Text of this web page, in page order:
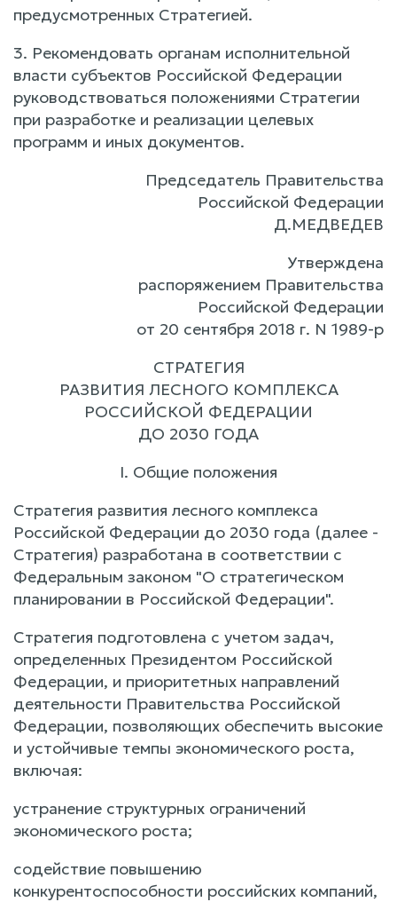
предусмотренных Стратегией.
3. Рекомендовать органам исполнительной
власти субъектов Российской Федерации
руководствоваться положениями Стратегии
при разработке и реализации целевых
программ и иных документов.
Председатель Правительства
Российской Федерации
Д.МЕДВЕДЕВ
Утверждена
распоряжением Правительства
Российской Федерации
от 20 сентября 2018 г. N 1989-р
СТРАТЕГИЯ
РАЗВИТИЯ ЛЕСНОГО КОМПЛЕКСА
РОССИЙСКОЙ ФЕДЕРАЦИИ
ДО 2030 ГОДА
I. Общие положения
Стратегия развития лесного комплекса
Российской Федерации до 2030 года (далее -
Стратегия) разработана в соответствии с
Федеральным законом "О стратегическом
планировании в Российской Федерации".
Стратегия подготовлена с учетом задач,
определенных Президентом Российской
Федерации, и приоритетных направлений
деятельности Правительства Российской
Федерации, позволяющих обеспечить высокие
и устойчивые темпы экономического роста,
включая:
устранение структурных ограничений
экономического роста;
содействие повышению
конкурентоспособности российских компаний,